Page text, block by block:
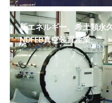
新エネルギー、希土類永
NDFEB真空装置産業